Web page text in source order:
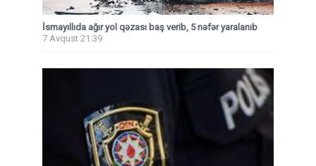
İsmayıllıda ağır yol qəzası baş verib, 5 nəfər yaralanıb
7 Avqust 21:39